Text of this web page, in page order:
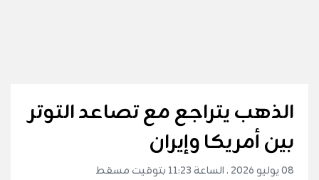
الذهب يتراجع مع تصاعد التوتر
بين أمريكا وإيران
08 يوليو 2026 . الساعة 11:23 بتوقيت مسقط